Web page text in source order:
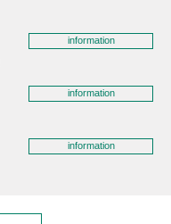
information
information
information